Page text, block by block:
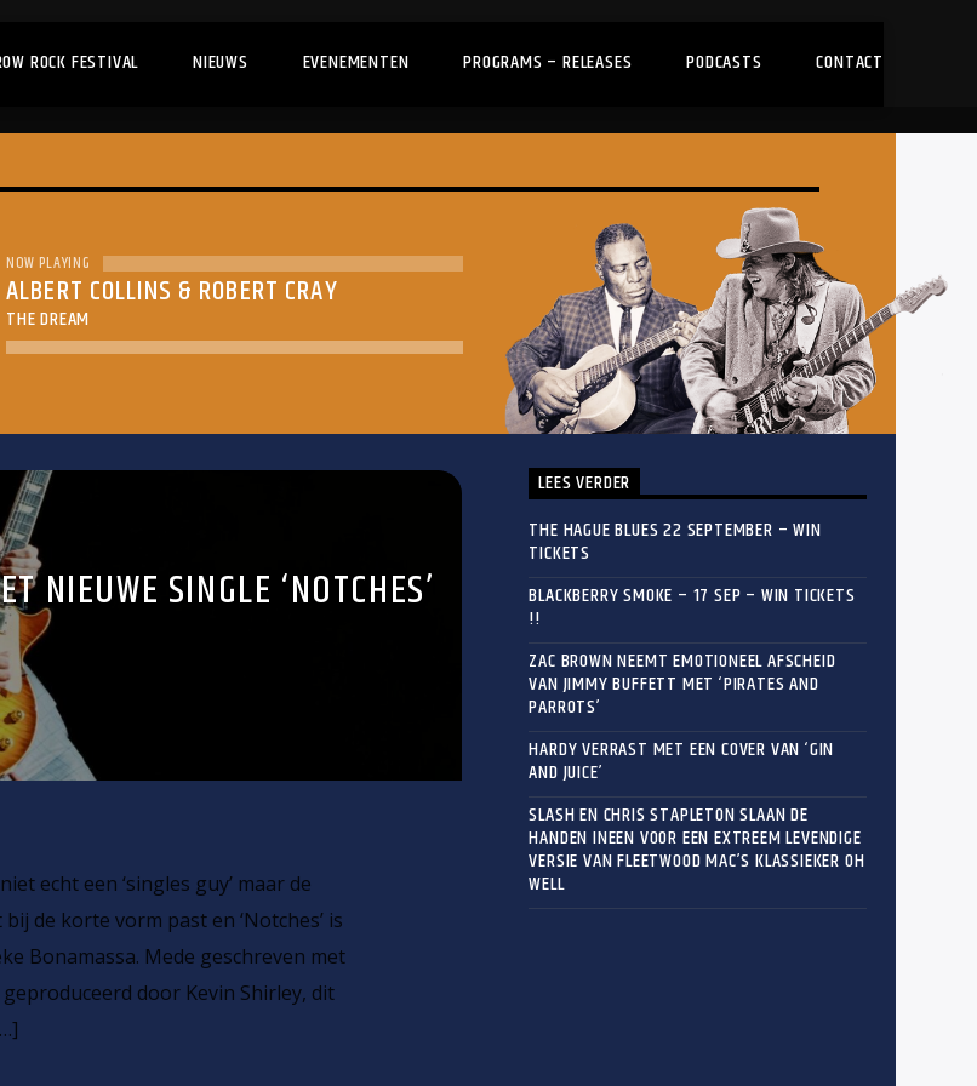
ROCK FESTIVAL NIEUWS EVENEMENTEN PROGRAMS – RELEASES PODCASTS CONTACT
NOW PLAYING
ALBERT COLLINS & ROBERT CRAY
THE DREAM
NIEUWE SINGLE ‘NOTCHES’
echt een ‘singles guy’ maar de
de korte vorm past en ‘Notches’ is
Bonamassa. Mede geschreven met
door Kevin Shirley, dit
LEES VERDER
THE HAGUE BLUES 22 SEPTEMBER – WIN
TICKETS
BLACKBERRY SMOKE – 17 SEP – WIN TICKETS
!!
ZAC BROWN NEEMT EMOTIONEEL AFSCHEID
VAN JIMMY BUFFETT MET ‘PIRATES AND
PARROTS’
HARDY VERRAST MET EEN COVER VAN ‘GIN
AND JUICE’
SLASH EN CHRIS STAPLETON SLAAN DE
HANDEN INEEN VOOR EEN EXTREEM LEVENDIGE
VERSIE VAN FLEETWOOD MAC’S KLASSIEKER OH
WELL